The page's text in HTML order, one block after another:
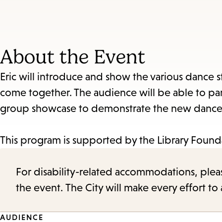
close
the
submenu.
About the Event
Eric will introduce and show the various
come together. The audience will be able to
group showcase to demonstrate the new
This program is supported by the Library
For disability-related accommodations,
the event. The City will make every effort
AUDIENCE